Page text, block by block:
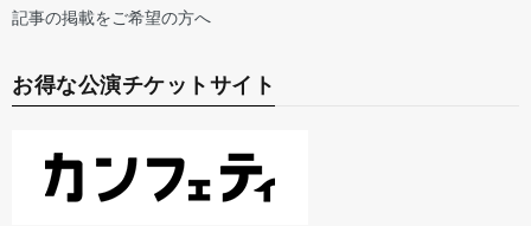
記事の掲載をご希望の方へ
お得な公演チケットサイト